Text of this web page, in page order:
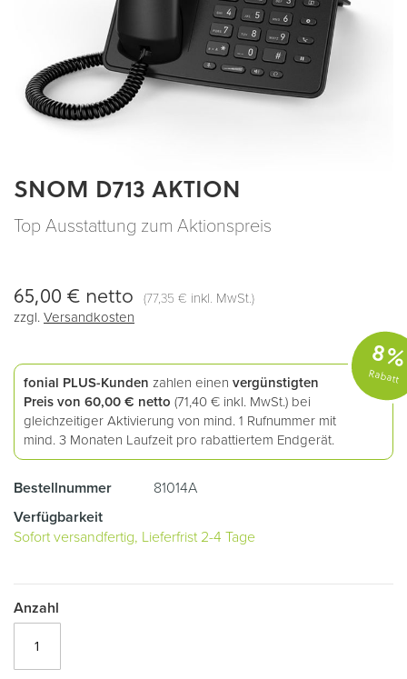
Zum
Anfang
der
Bildergalerie
SNOM D713 AKTION
Top Ausstattung zum Aktionspreis
65,00 € netto (77,35 € inkl. MwSt.)
zzgl. Versandkosten
Rabatt
fonial PLUS-Kunden zahlen einen vergünstigten
Preis von 60,00 € netto (71,40 € inkl. MwSt.) bei
gleichzeitiger Aktivierung von mind. 1 Rufnummer mit
mind. 3 Monaten Laufzeit pro rabattiertem Endgerät.
Bestellnummer
81014A
Verfügbarkeit
Sofort versandfertig, Lieferfrist 2-4 Tage
Anzahl